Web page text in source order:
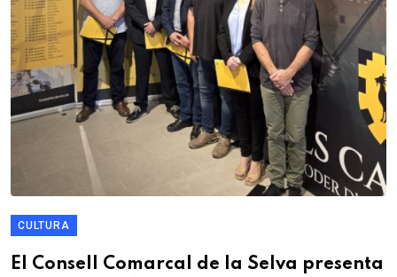
CULTURA
El Consell Comarcal de la Selva presenta